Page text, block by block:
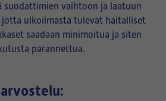
suodattimien vaihtoon ja laatuun
jotta ulkoilmasta tulevat haitalliset
saadaan minimoitua ja siten
parannettua.